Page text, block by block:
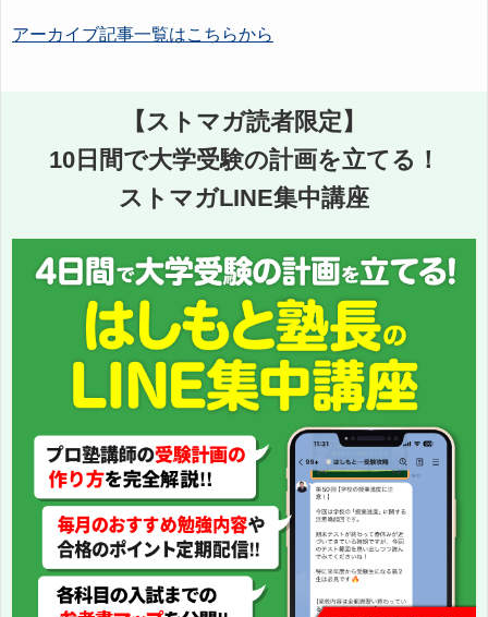
アーカイブ記事一覧はこちらから
【ストマガ読者限定】
10日間で大学受験の計画を立てる！
ストマガLINE集中講座